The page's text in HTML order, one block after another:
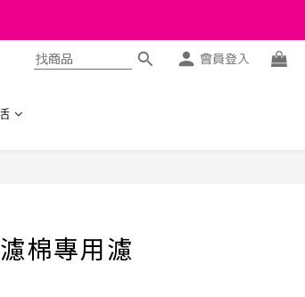
會員登入
棉專用濾